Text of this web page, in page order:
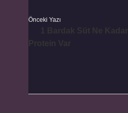
Önceki Yazı